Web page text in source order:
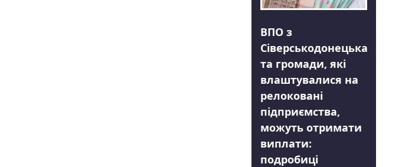
ВПО з
Сіверськодонецька
та громади, які
влаштувалися на
релоковані
підприємства,
можуть отримати
виплати:
подробиці